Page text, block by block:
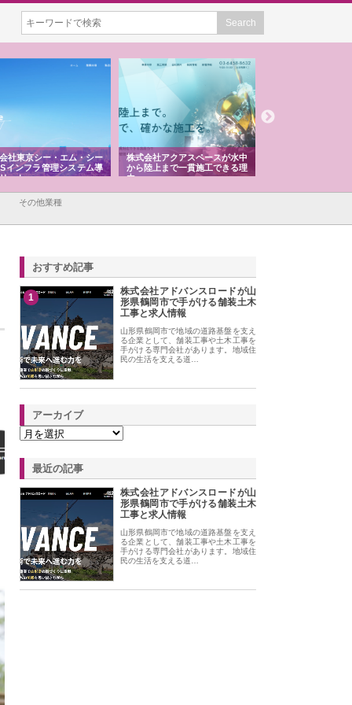
社東京シー・エム・シー
インフラ管理システム導
ット
株式会社アクアスペースが水中
から陸上まで一貫施工できる理
由
その他業種
おすすめ記事
1
株式会社アドバンスロードが山
形県鶴岡市で手がける舗装土木
工事と求人情報
山形県鶴岡市で地域の道路基盤を支え
る企業として、舗装工事や土木工事を
手がける専門会社があります。地域住
民の生活を支える道…
アーカイブ
最近の記事
株式会社アドバンスロードが山
形県鶴岡市で手がける舗装土木
工事と求人情報
山形県鶴岡市で地域の道路基盤を支え
る企業として、舗装工事や土木工事を
手がける専門会社があります。地域住
民の生活を支える道…